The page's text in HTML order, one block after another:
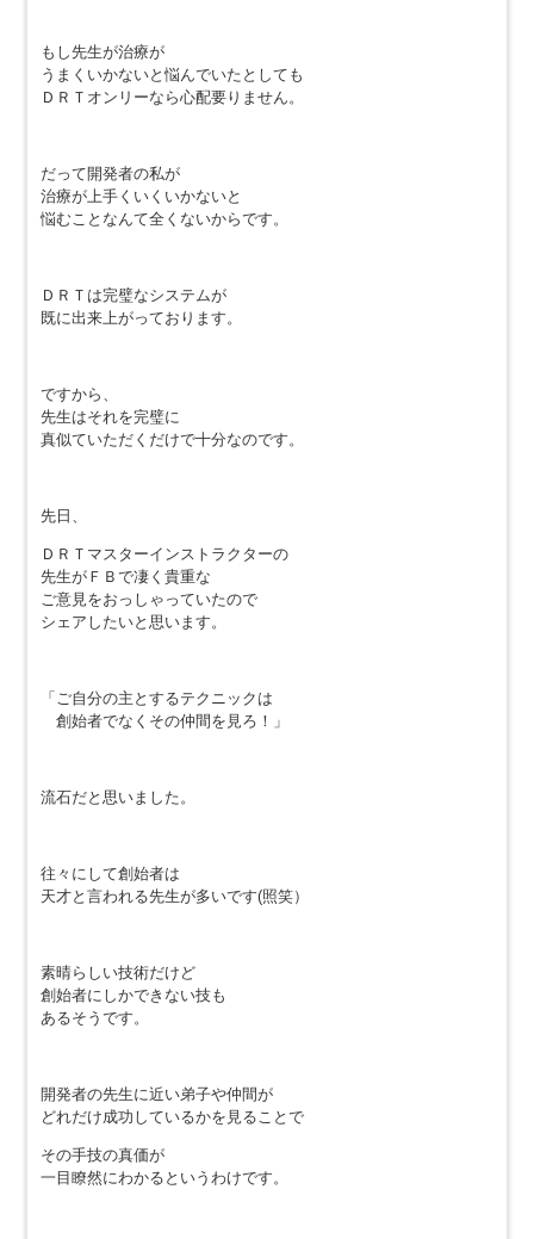
もし先生が治療が
うまくいかないと悩んでいたとしても
ＤＲＴオンリーなら心配要りません。
だって開発者の私が
治療が上手くいくいかないと
悩むことなんて全くないからです。
ＤＲＴは完璧なシステムが
既に出来上がっております。
ですから、
先生はそれを完璧に
真似ていただくだけで十分なのです。
先日、
ＤＲＴマスターインストラクターの
先生がＦＢで凄く貴重な
ご意見をおっしゃっていたので
シェアしたいと思います。
「ご自分の主とするテクニックは
創始者でなくその仲間を見ろ！」
流石だと思いました。
往々にして創始者は
天才と言われる先生が多いです(照笑）
素晴らしい技術だけど
創始者にしかできない技も
あるそうです。
開発者の先生に近い弟子や仲間が
どれだけ成功しているかを見ることで
その手技の真価が
一目瞭然にわかるというわけです。